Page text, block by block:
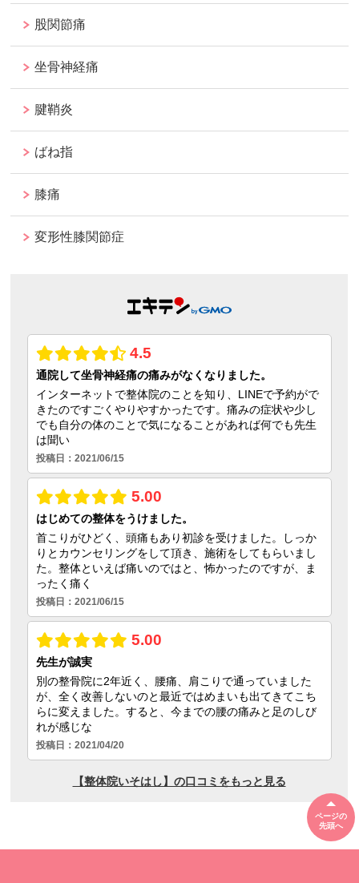
股関節痛
坐骨神経痛
腱鞘炎
ばね指
膝痛
変形性膝関節症
ページの
先頭へ